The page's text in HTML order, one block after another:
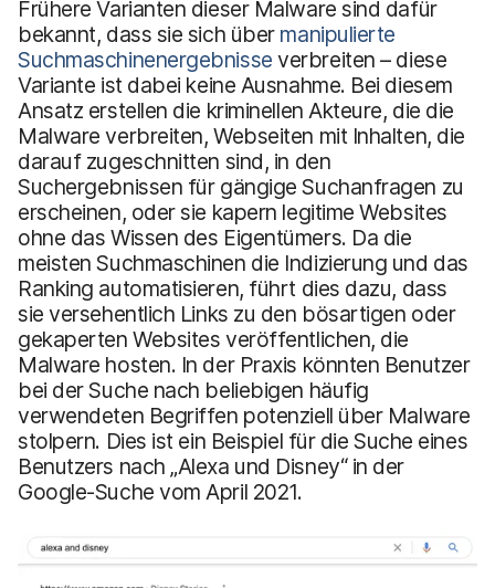
Frühere Varianten dieser Malware sind dafür
bekannt, dass sie sich über manipulierte
Suchmaschinenergebnisse verbreiten – diese
Variante ist dabei keine Ausnahme. Bei diesem
Ansatz erstellen die kriminellen Akteure, die die
Malware verbreiten, Webseiten mit Inhalten, die
darauf zugeschnitten sind, in den
Suchergebnissen für gängige Suchanfragen zu
erscheinen, oder sie kapern legitime Websites
ohne das Wissen des Eigentümers. Da die
meisten Suchmaschinen die Indizierung und das
Ranking automatisieren, führt dies dazu, dass
sie versehentlich Links zu den bösartigen oder
gekaperten Websites veröffentlichen, die
Malware hosten. In der Praxis könnten Benutzer
bei der Suche nach beliebigen häufig
verwendeten Begriffen potenziell über Malware
stolpern. Dies ist ein Beispiel für die Suche eines
Benutzers nach „Alexa und Disney“ in der
Google-Suche vom April 2021.